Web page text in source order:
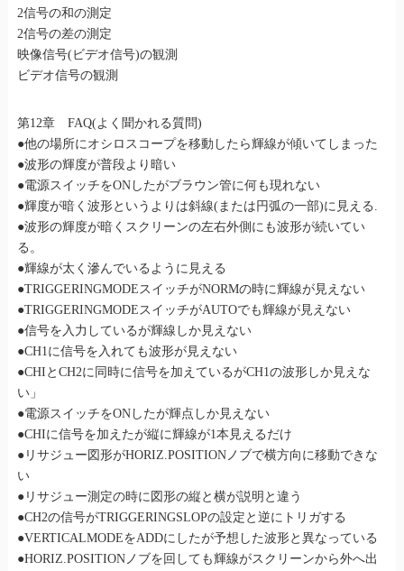
2信号の和の測定
2信号の差の測定
映像信号(ビデオ信号)の観測
ビデオ信号の観測
第12章 FAQ(よく聞かれる質問)
●他の場所にオシロスコープを移動したら輝線が傾いてしまった
●波形の輝度が普段より暗い
●電源スイッチをONしたがブラウン管に何も現れない
●輝度が暗く波形というよりは斜線(または円弧の一部)に見える.
●波形の輝度が暗くスクリーンの左右外側にも波形が続いてい
る。
●輝線が太く滲んでいるように見える
●TRIGGERINGMODEスイッチがNORMの時に輝線が見えない
●TRIGGERINGMODEスイッチがAUTOでも輝線が見えない
●信号を入力しているが輝線しか見えない
●CH1に信号を入れても波形が見えない
●CHIとCH2に同時に信号を加えているがCH1の波形しか見えな
い」
●電源スイッチをONしたが輝点しか見えない
●CHIに信号を加えたが縦に輝線が1本見えるだけ
●リサジュー図形がHORIZ.POSITIONノブで横方向に移動できな
い
●リサジュー測定の時に図形の縦と横が説明と違う
●CH2の信号がTRIGGERINGSLOPの設定と逆にトリガする
●VERTICALMODEをADDにしたが予想した波形と異なっている
●HORIZ.POSITIONノブを回しても輝線がスクリーンから外へ出